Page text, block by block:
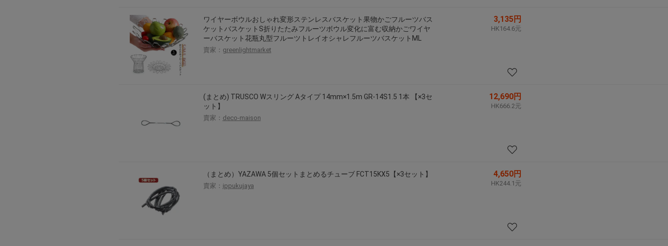
ワイヤーボウルおしゃれ変形ステンレスバスケット果物かごフルーツバス
ケットバスケットS折りたたみフルーツボウル変化に富む収納かごワイヤ
ーバスケット花瓶丸型フルーツトレイオシャレフルーツバスケットML
賣家： greenlightmarket
3,135円
HK164.6元
(まとめ) TRUSCO Wスリング Aタイプ 14mm×1.5m GR-14S1.5 1本 【×3セ
ット】
賣家： deco-maison
12,690円
HK666.2元
（まとめ）YAZAWA 5個セットまとめるチューブ FCT15KX5【×3セット】
賣家： ippukujaya
4,650円
HK244.1元